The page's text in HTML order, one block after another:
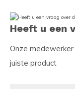
Heeft u een
Onze
juiste product